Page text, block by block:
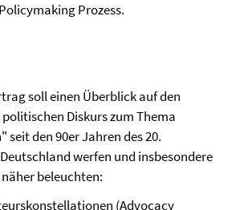
Prozess.
soll einen Überblick auf den
Diskurs zum Thema
den 90er Jahren des 20.
werfen und insbesondere
beleuchten:
(Advocacy